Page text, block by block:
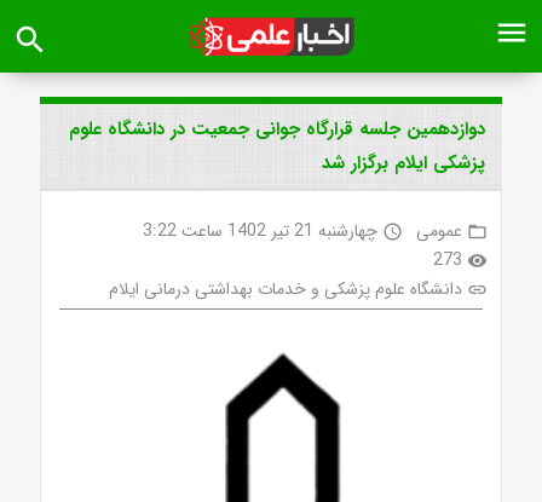
menu
search
دوازدهمین جلسه قرارگاه جوانی جمعیت در دانشگاه علوم
پزشکی ایلام برگزار شد
folder_open عمومی access_time چهارشنبه 21 تیر 1402 ساعت 3:22
visibility
273
link دانشگاه علوم پزشکی و خدمات بهداشتی درمانی ایلام